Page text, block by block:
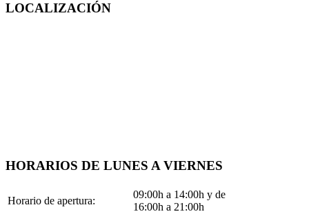
LOCALIZACIÓN
HORARIOS DE LUNES A VIERNES
Horario de apertura:
09:00h a 14:00h y de
16:00h a 21:00h